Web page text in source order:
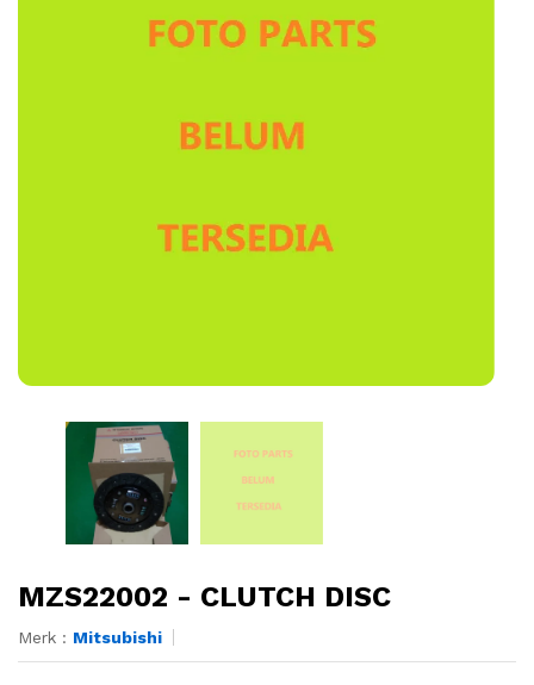
MZS22002 - CLUTCH DISC
Merk : Mitsubishi